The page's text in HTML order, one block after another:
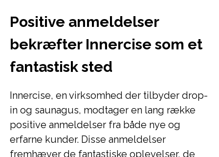
Positive anmeldelser
bekræfter Innercise som et
fantastisk sted
Innercise, en virksomhed der tilbyder drop-
in og saunagus, modtager en lang række
positive anmeldelser fra både nye og
erfarne kunder. Disse anmeldelser
fremhæver de fantastiske oplevelser, de